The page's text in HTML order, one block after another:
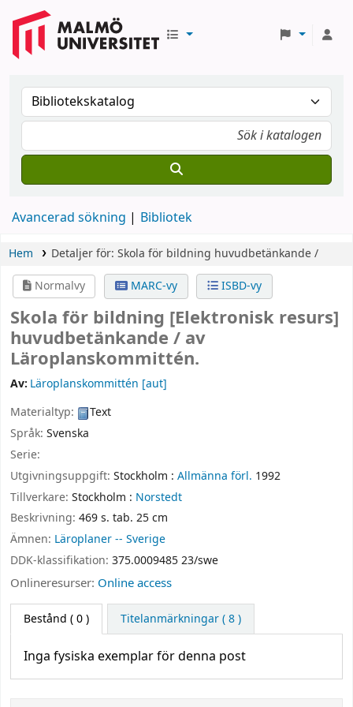
Avancerad sökning Bibliotek
Hem Detaljer för: Skola för bildning huvudbetänkande /
Normalvy
MARC-vy ISBD-vy
Skola för bildning [Elektronisk resurs]
huvudbetänkande / av
Läroplanskommittén.
Av: Läroplanskommittén [aut]
Materialtyp:
Text
Språk: Svenska
Serie:
Utgivningsuppgift: Stockholm : Allmänna förl. 1992
Tillverkare: Stockholm : Norstedt
Beskrivning: 469 s. tab. 25 cm
Ämnen: Läroplaner -- Sverige
DDK-klassifikation: 375.0009485 23/swe
Onlineresurser: Online access
Bestånd ( 0 ) Titelanmärkningar ( 8 )
Inga fysiska exemplar för denna post